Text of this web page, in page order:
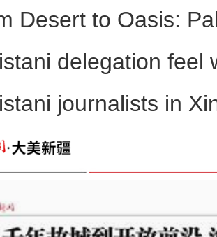
2026新疆国际旅行商大
Desert to Oasis:
delegation feel
journalists in